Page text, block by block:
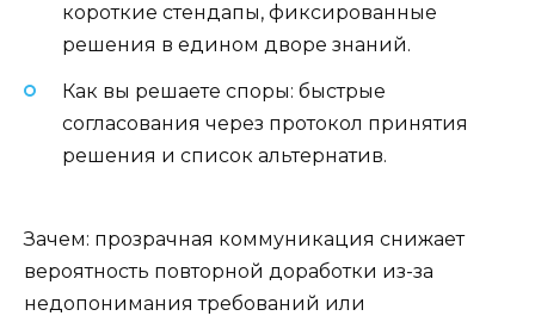
короткие стендапы, фиксированные
решения в едином дворе знаний.
Как вы решаете споры: быстрые
согласования через протокол принятия
решения и список альтернатив.
Зачем: прозрачная коммуникация снижает
вероятность повторной доработки из-за
недопонимания требований или